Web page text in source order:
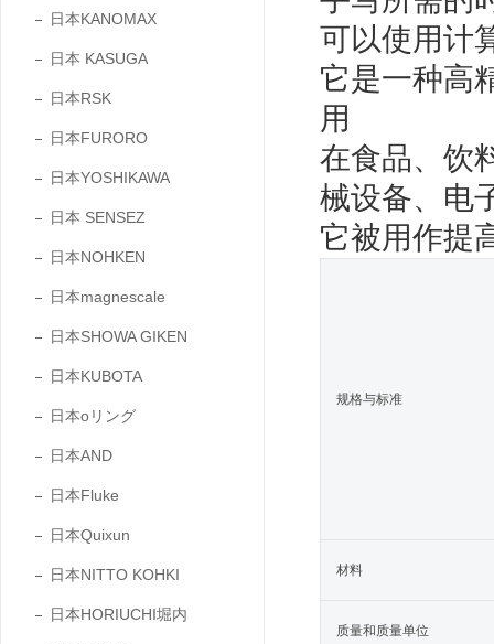
日本KANOMAX
日本 KASUGA
日本RSK
日本FURORO
日本YOSHIKAWA
日本 SENSEZ
日本NOHKEN
日本magnescale
日本SHOWA GIKEN
日本KUBOTA
日本oリング
日本AND
日本Fluke
日本Quixun
日本NITTO KOHKI
日本HORIUCHI堀内
可以使用计
它是一种高
用
在食品、饮
械设备、电
它被用作提
规格与标准
材料
质量和质量单位